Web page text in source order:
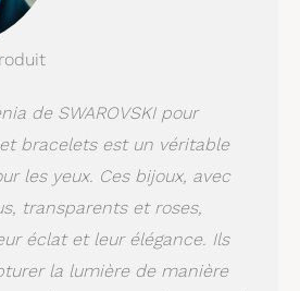
simples sont observées;
contact avec de l'eau,
parfums et polissez
avec un chiffon non
pelucheux Polyvalent et
accrocheur : un accent
quotidien ou un
accessoire unique, le
de SWAROVSKI pour
bracelets est un véritable
les yeux. Ces bijoux, avec
transparents et roses,
éclat et leur élégance. Ils
la lumière de manière